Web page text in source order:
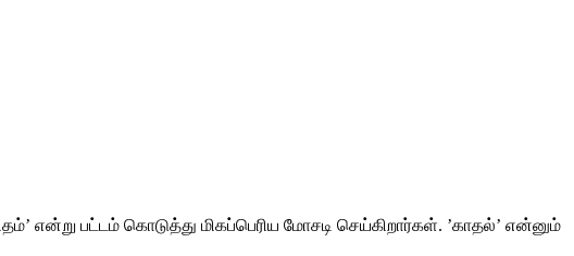
என்று பட்டம் கொடுத்து மிகப்பெரிய மோசடி செய்கிறார்கள். ’காதல்’ என்னும்